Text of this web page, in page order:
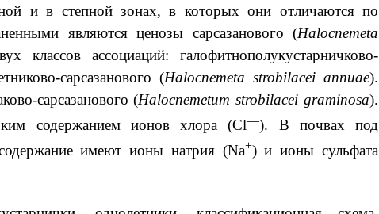
и в степной зонах, в которых они отличаются по
являются ценозы сарсазанового (Halocnemeta
классов ассоциаций: галофитнополукустарничково-
сарсазанового (Halocnemeta strobilacei annuae).
сарсазанового (Halocnemetum strobilacei graminosa).
содержанием ионов хлора (Cl—). В почвах под
имеют ионы натрия (Na+) и ионы сульфата